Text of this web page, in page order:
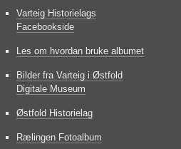
Varteig Historielags
Facebookside
Les om hvordan bruke albumet
Bilder fra Varteig i Østfold
Digitale Museum
Østfold Historielag
Rælingen Fotoalbum